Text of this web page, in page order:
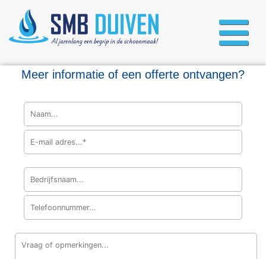
Meer informatie of een offerte ontvangen?